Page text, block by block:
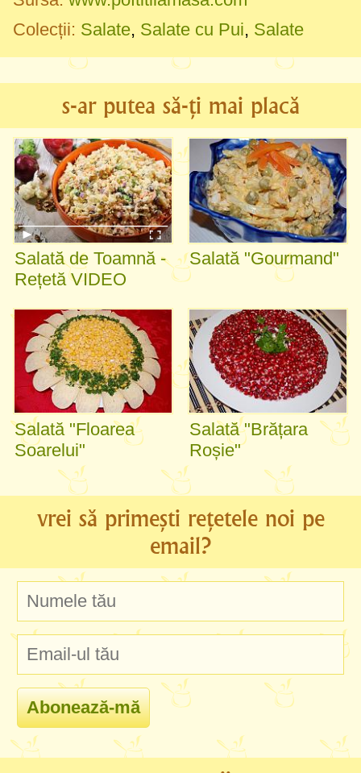
Colecții: Salate, Salate cu Pui, Salate
s-ar putea să-ți mai placă
Salată de Toamnă -
Rețetă VIDEO
Salată "Gourmand"
Salată "Floarea
Soarelui"
Salată "Brățara
Roșie"
vrei să primești rețetele noi pe
email?